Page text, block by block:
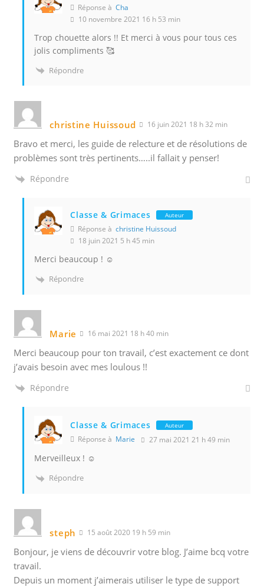
Réponse àCha
10 novembre 2021 16 h 53 min
Trop chouette alors !! Et merci à vous pour tous ces
jolis compliments 🥰
Répondre
christine Huissoud 16 juin 2021 18 h 32 min
Bravo et merci, les guide de relecture et de résolutions de
problèmes sont très pertinents…..il fallait y penser!
Répondre
Classe & Grimaces Auteur
Réponse àchristine Huissoud
18 juin 2021 5 h 45 min
Merci beaucoup ! ☺️
Répondre
Marie 16 mai 2021 18 h 40 min
Merci beaucoup pour ton travail, c’est exactement ce dont
j’avais besoin avec mes loulous !!
Répondre
Classe & Grimaces Auteur
Réponse à Marie 27 mai 2021 21 h 49 min
Merveilleux ! ☺️
Répondre
steph 15 août 2020 19 h 59 min
Bonjour, je viens de découvrir votre blog. J’aime bcq votre
travail.
Depuis un moment j’aimerais utiliser le type de support